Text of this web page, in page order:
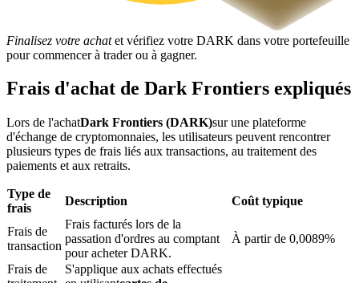
Des investissements exclusifs pour les détenteurs de BTR
Finalisez votre achatet vérifiez votre DARK dans votre portefeuille
pour commencer à trader ou à gagner.
Frais d'achat de Dark Frontiers expliqués
Lors de l'achatDark Frontiers (DARK)sur une plateforme
d'échange de cryptomonnaies, les utilisateurs peuvent rencontrer
plusieurs types de frais liés aux transactions, au traitement des
paiements et aux retraits.
Type de
frais
Description Coût typique
Frais de
transaction
Frais facturés lors de la
passation d'ordres au comptant
pour acheter DARK.
À partir de 0,0089%
Frais de
S'applique aux achats effectués